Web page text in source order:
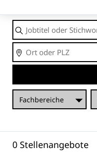
Jobtitel
oder
Stichwort
Ort
Fachbereiche
0 Stellenangebote